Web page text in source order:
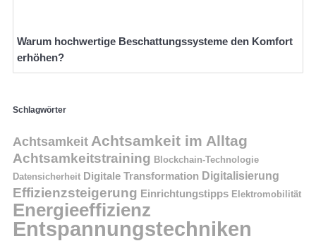
Warum hochwertige Beschattungssysteme den Komfort
erhöhen?
Schlagwörter
Achtsamkeit Achtsamkeit im Alltag
Achtsamkeitstraining Blockchain-Technologie
Datensicherheit Digitale Transformation Digitalisierung
Effizienzsteigerung Einrichtungstipps Elektromobilität
Energieeffizienz
Entspannungstechniken